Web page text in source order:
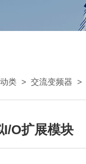
类 > 交流变频器 >
O扩展模块